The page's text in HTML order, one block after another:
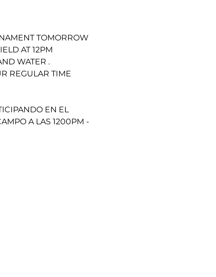
TOMORROW
AT 12PM
WATER .
REGULAR TIME
EN EL
A LAS 1200PM -